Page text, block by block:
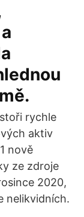
rychle
aktiv
nově
ze zdroje
2020,
nelikvidních.